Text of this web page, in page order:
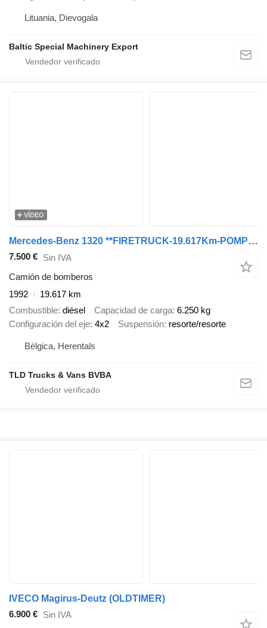
Lituania, Dievogala
Baltic Special Machinery Export
VÍDEO
Mercedes-Benz 1320 **FIRETRUCK-19.617Km-POMPIER**
7.500 € Sin IVA
Camión de bomberos
1992
19.617 km
Combustible diésel Capacidad de carga 6.250 kg
Configuración del eje 4x2 Suspensión resorte/resorte
Bélgica, Herentals
TLD Trucks & Vans BVBA
IVECO Magirus-Deutz (OLDTIMER)
6.900 € Sin IVA